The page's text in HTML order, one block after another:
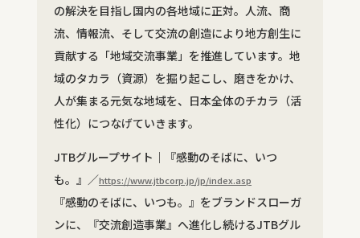
の解決を目指し国内の各地域に正対。人流、商
流、情報流、そして交流の創造により地方創生に
貢献する「地域交流事業」を推進しています。地
域のタカラ（資源）を掘り起こし、磨きをかけ、
人が集まる元気な地域を、日本全体のチカラ（活
性化）につなげていきます。
JTBグループサイト｜『感動のそばに、いつ
も。』／https://www.jtbcorp.jp/jp/index.asp
『感動のそばに、いつも。』をブランドスローガ
ンに、『交流創造事業』へ進化し続けるJTBグル